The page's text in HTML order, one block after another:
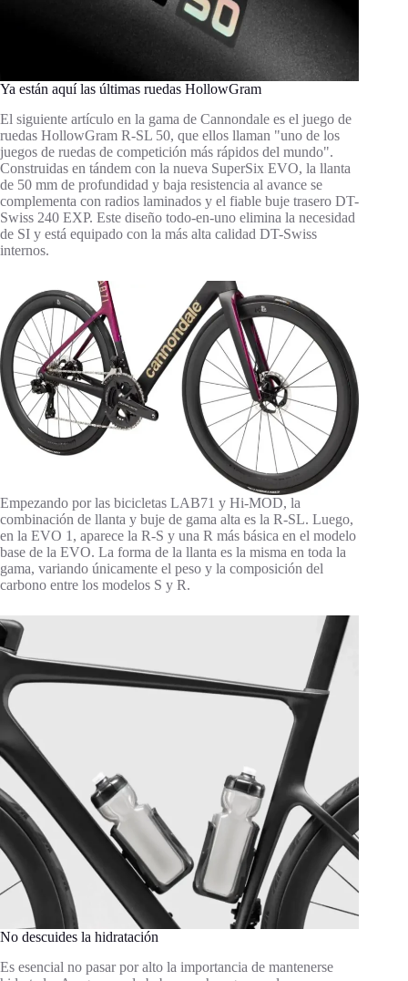
Ya están aquí las últimas ruedas HollowGram
El siguiente artículo en la gama de Cannondale es el juego de
ruedas HollowGram R-SL 50, que ellos llaman "uno de los
juegos de ruedas de competición más rápidos del mundo".
Construidas en tándem con la nueva SuperSix EVO, la llanta
de 50 mm de profundidad y baja resistencia al avance se
complementa con radios laminados y el fiable buje trasero DT-
Swiss 240 EXP. Este diseño todo-en-uno elimina la necesidad
de SI y está equipado con la más alta calidad DT-Swiss
internos.
Empezando por las bicicletas LAB71 y Hi-MOD, la
combinación de llanta y buje de gama alta es la R-SL. Luego,
en la EVO 1, aparece la R-S y una R más básica en el modelo
base de la EVO. La forma de la llanta es la misma en toda la
gama, variando únicamente el peso y la composición del
carbono entre los modelos S y R.
No descuides la hidratación
Es esencial no pasar por alto la importancia de mantenerse